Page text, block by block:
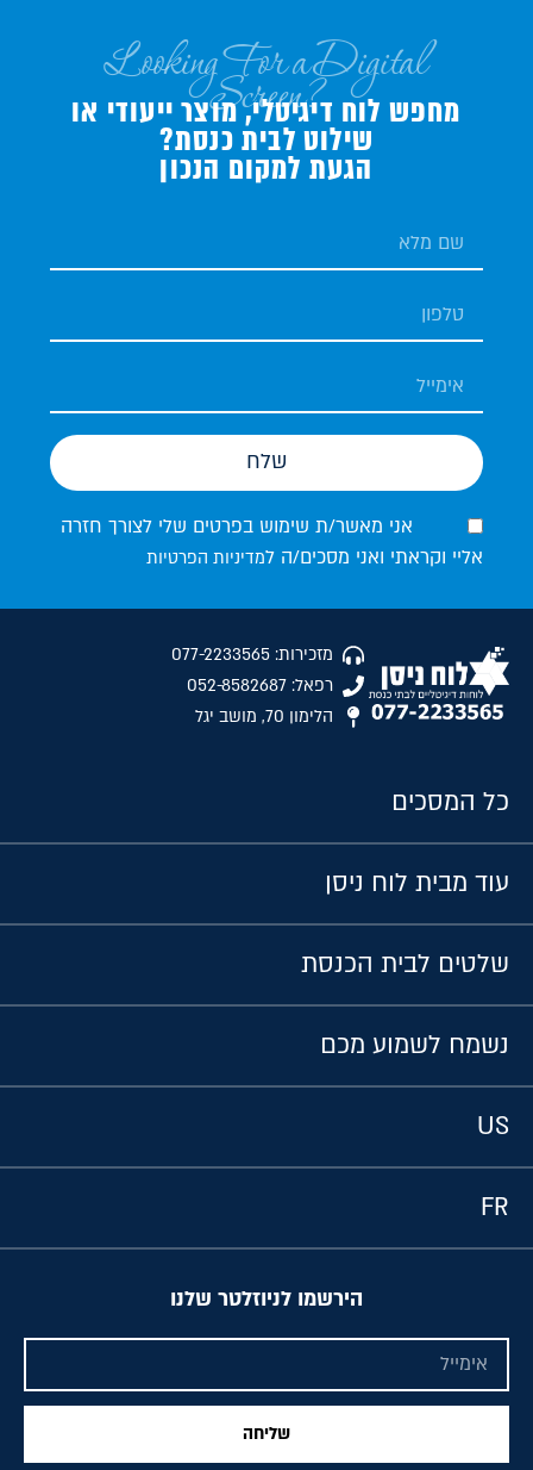
Looking For a Digital
Screen?
מחפש לוח דיגיטלי, מוצר ייעודי או
שילוט לבית כנסת?
הגעת למקום הנכון
אני מאשר/ת שימוש בפרטים שלי לצורך חזרה
אליי וקראתי ואני מסכים/ה למדיניות הפרטיות
שלח
מזכירות: 077-2233565
רפאל: 052-8582687
הלימון 70, מושב יגל
כל המסכים
עוד מבית לוח ניסן
שלטים לבית הכנסת
נשמח לשמוע מכם
US
FR
הירשמו לניוזלטר שלנו
שליחה